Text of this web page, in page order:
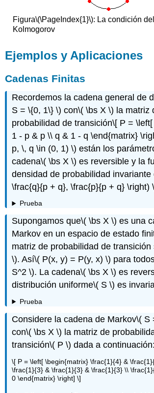
Figura\(\PageIndex{1}\): La condición
Kolmogorov
Ejemplos y Aplicaciones
Cadenas Finitas
Recordemos la cadena general de
S = \{0, 1\} \) con\( \bs X \) la matriz
probabilidad de transición\[ P =
1 - p & p \\ q & 1 - q \end{matrix}
p, \, q \in (0, 1) \) están los
cadena\( \bs X \) es reversible y la
densidad de probabilidad invariante
\frac{q}{p + q}, \frac{p}{p + q} \right)
Prueba
Supongamos que\( \bs X \) es una
Markov en un espacio de estado
matriz de probabilidad de transición
\). Así\( P(x, y) = P(y, x) \) para
S^2 \). La cadena\( \bs X \) es
distribución uniforme\( S \) es
Prueba
Considere la cadena de Markov\( S
con\( \bs X \) la matriz de
transición\( P \) dada a continuación:
\[ P = \left[ \begin{matrix} \frac{1}{4} &
\frac{1}{3} & \frac{1}{3} & \frac{1}{3} \\
0 \end{matrix} \right] \]